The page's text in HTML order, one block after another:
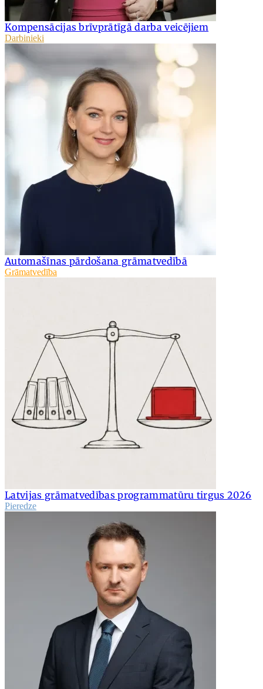
Kompensācijas brīvprātīgā darba veicējiem
Darbinieki
Automašīnas pārdošana grāmatvedībā
Grāmatvedība
Latvijas grāmatvedības programmatūru tirgus 2026
Pieredze